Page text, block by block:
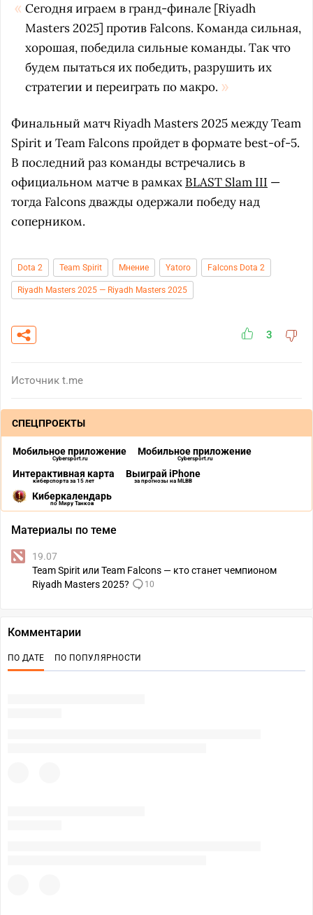
Сегодня играем в гранд-финале [Riyadh
Masters 2025] против Falcons. Команда сильная,
хорошая, победила сильные команды. Так что
будем пытаться их победить, разрушить их
стратегии и переиграть по макро.
Финальный матч Riyadh Masters 2025 между Team
Spirit и Team Falcons пройдет в формате best-of-5.
В последний раз команды встречались в
официальном матче в рамках BLAST Slam III —
тогда Falcons дважды одержали победу над
соперником.
Dota 2 Team Spirit Мнение Yatoro Falcons Dota 2
Riyadh Masters 2025 — Riyadh Masters 2025
3
Источник t.me
СПЕЦПРОЕКТЫ
Мобильное приложение
Cybersport.ru
Мобильное приложение
Cybersport.ru
Интерактивная карта
киберспорта за 15 лет
Выиграй iPhone
за прогнозы на MLBB
Киберкалендарь
по Миру Танков
Материалы по теме
19.07
Team Spirit или Team Falcons — кто станет чемпионом
Riyadh Masters 2025?
10
Комментарии
ПО ДАТЕ ПО ПОПУЛЯРНОСТИ